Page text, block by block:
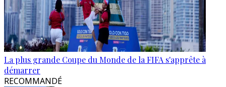
La plus grande Coupe du Monde de la FIFA s'apprête à
démarrer
RECOMMANDÉ